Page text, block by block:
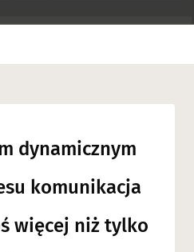
dynamicznym
komunikacja
więcej niż tylko